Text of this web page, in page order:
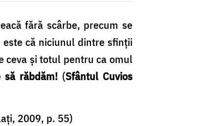
fără scârbe, precum se
că niciunul dintre sfinții
ceva și totul pentru ca omul
răbdăm! (Sfântul Cuvios
2009, p. 55)